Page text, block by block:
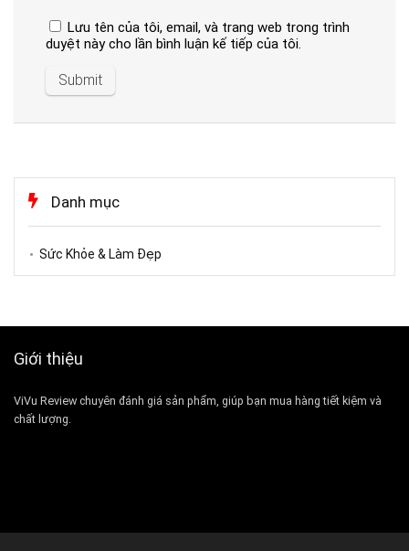
Lưu tên của tôi, email, và trang web trong trình
duyệt này cho lần bình luận kế tiếp của tôi.
Danh mục
Sức Khỏe & Làm Đẹp
Giới thiệu
ViVu Review chuyên đánh giá sản phẩm, giúp bạn mua hàng tiết kiệm và
chất lượng.